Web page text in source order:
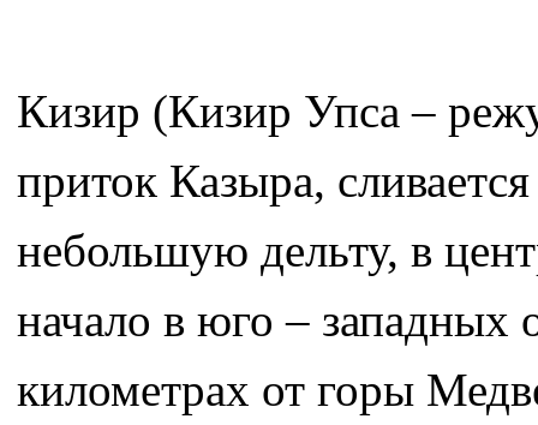
Кизир (Кизир Упса –
приток Казыра,
небольшую дельту, в
начало в юго – западных
километрах от горы